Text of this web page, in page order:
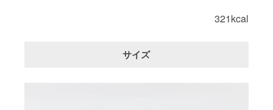
321kcal
サイズ